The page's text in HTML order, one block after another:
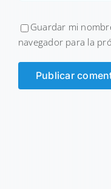
Guardar mi
navegador para la